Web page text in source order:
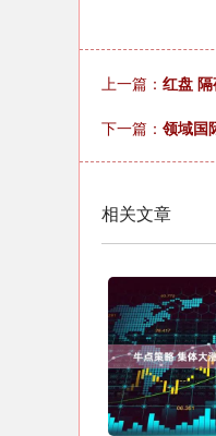
上一篇： 红盘
下一篇： 领域国
相关文章